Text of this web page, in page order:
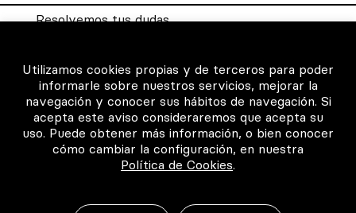
Resolvemos tus dudas
Para los profesionales
Consigue tu certificado
Intranet clínicas certificadas
Música para los pacientes
Utilizamos cookies propias y de terceros para poder
informarle sobre nuestros servicios, mejorar la
navegación y conocer sus hábitos de navegación. Si
acepta este aviso consideraremos que acepta su
uso. Puede obtener más información, o bien conocer
cómo cambiar la configuración, en nuestra
Política de Cookies.